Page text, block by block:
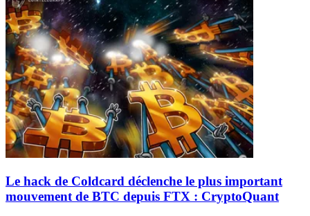
Le hack de Coldcard déclenche le plus important
mouvement de BTC depuis FTX : CryptoQuant